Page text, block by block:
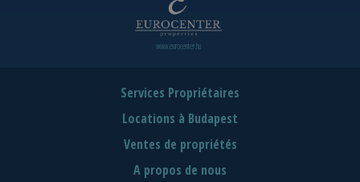
www.eurocenter.hu
Services Propriétaires
Locations à Budapest
Ventes de propriétés
A propos de nous